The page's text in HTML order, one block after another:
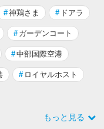
#神鶏さま # ドアラ
# ガーデンコート
#中部国際空港
# ロイヤルホスト
もっと見る